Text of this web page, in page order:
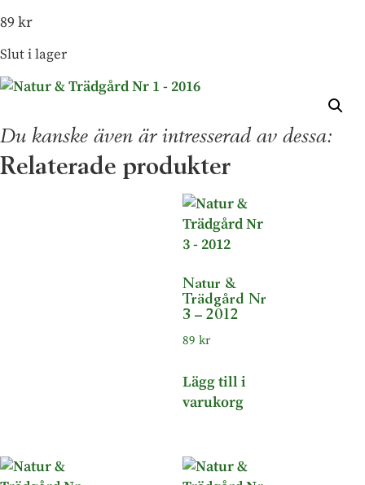
89 kr
Slut i lager
Du kanske även är intresserad av dessa:
Relaterade produkter
Natur &
Trädgård Nr
3 – 2012
89 kr
Lägg till i
varukorg